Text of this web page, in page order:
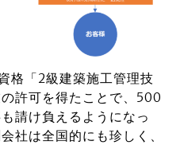
格「2級建築施工管理技
許可を得たことで、500
請け負えるようになっ
社は全国的にも珍しく、